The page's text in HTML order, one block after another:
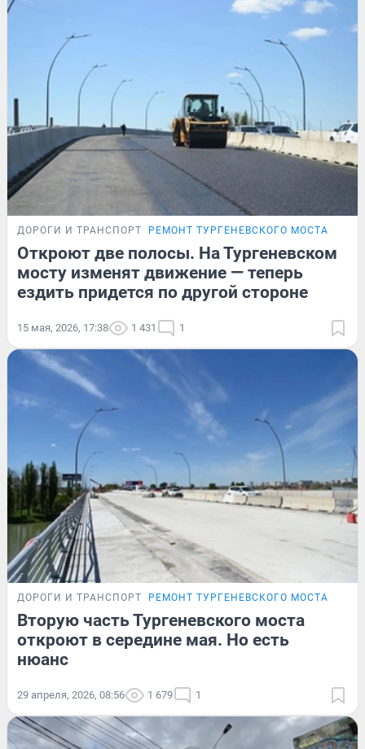
ДОРОГИ И ТРАНСПОРТ РЕМОНТ ТУРГЕНЕВСКОГО МОСТА
Откроют две полосы. На Тургеневском
мосту изменят движение — теперь
ездить придется по другой стороне
15 мая, 2026, 17:38 1 431 1
ДОРОГИ И ТРАНСПОРТ РЕМОНТ ТУРГЕНЕВСКОГО МОСТА
Вторую часть Тургеневского моста
откроют в середине мая. Но есть
нюанс
29 апреля, 2026, 08:56 1 679 1